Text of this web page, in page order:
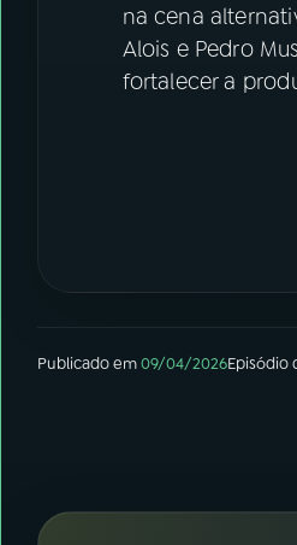
na cena
Alois e Pedro
fortalecer a
Publicado em09/04/2026Episódio